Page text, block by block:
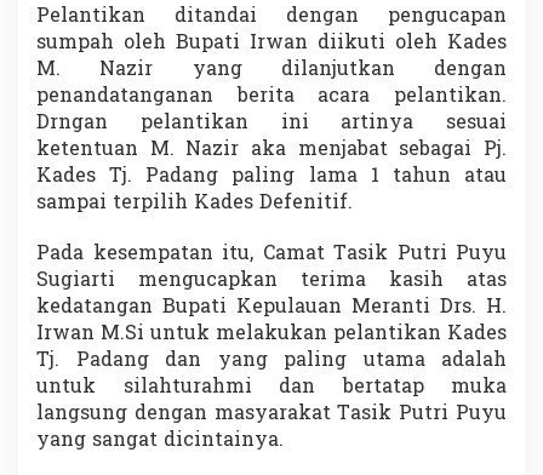
t
Pelantikan ditandai dengan pengucapan
sumpah oleh Bupati Irwan diikuti oleh Kades
M. Nazir yang dilanjutkan dengan
penandatanganan berita acara pelantikan.
Drngan pelantikan ini artinya sesuai
ketentuan M. Nazir aka menjabat sebagai Pj.
Kades Tj. Padang paling lama 1 tahun atau
sampai terpilih Kades Defenitif.
Pada kesempatan itu, Camat Tasik Putri Puyu
Sugiarti mengucapkan terima kasih atas
kedatangan Bupati Kepulauan Meranti Drs. H.
Irwan M.Si untuk melakukan pelantikan Kades
Tj. Padang dan yang paling utama adalah
untuk silahturahmi dan bertatap muka
langsung dengan masyarakat Tasik Putri Puyu
yang sangat dicintainya.